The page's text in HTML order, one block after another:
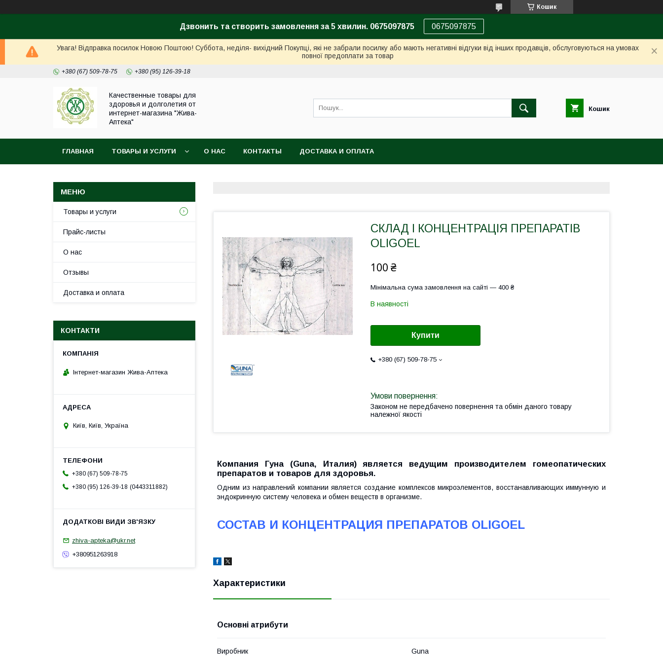
Кошик
Дзвонить та створить замовлення за 5 хвилин. 0675097875 0675097875
Увага! Відправка посилок Новою Поштою! Суббота, неділя- вихідний Покупці, які не забрали посилку або мають негативні відгуки від інших продавців, обслуговуються на умовах
повної предоплати за товар
+380 (67) 509-78-75 +380 (95) 126-39-18
Качественные товары для
здоровья и долголетия от
интернет-магазина "Жива-
Аптека"
Кошик
ГЛАВНАЯ ТОВАРЫ И УСЛУГИ О НАС КОНТАКТЫ ДОСТАВКА И ОПЛАТА
СКЛАД І КОНЦЕНТРАЦІЯ ПРЕПАРАТІВ
OLIGOEL
100 ₴
Мінімальна сума замовлення на сайті — 400 ₴
В наявності
Купити
+380 (67) 509-78-75
Законом не передбачено повернення та обмін даного товару
належної якості
Компания Гуна (Guna, Италия) является ведущим производителем гомеопатических
препаратов и товаров для здоровья.
Одним из направлений компании является создание комплексов микроэлементов, восстанавливающих иммунную и
эндокринную систему человека и обмен веществ в организме.
СОСТАВ И КОНЦЕНТРАЦИЯ ПРЕПАРАТОВ OLIGOEL
Характеристики
Основні атрибути
Виробник Guna
Товары и услуги
Прайс-листы
О нас
Отзывы
Доставка и оплата
КОНТАКТИ
Інтернет-магазин Жива-Аптека
Київ, Київ, Україна
+380 (67) 509-78-75
+380 (95) 126-39-18
0443311882
zhiva-apteka@ukr.net
+380951263918